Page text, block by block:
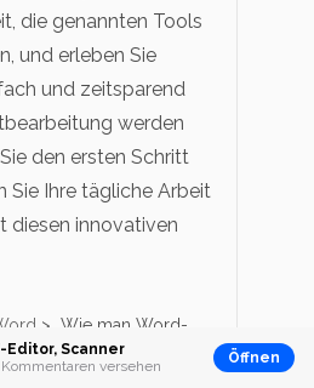
Editor, Scanner
versehen
Öffnen
die genannten Tools
und erleben Sie
und zeitsparend
werden
den ersten Schritt
Sie Ihre tägliche Arbeit
diesen innovativen
> Wie man Word-
öffnet und bearbeitet: 4
PDF-Lösungen